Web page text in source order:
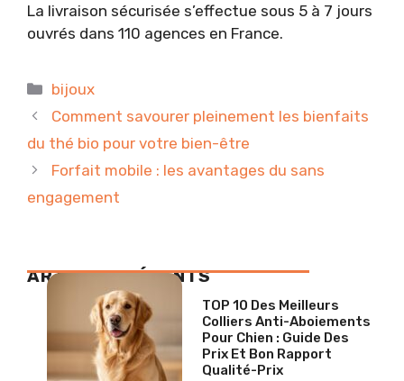
La livraison sécurisée s’effectue sous 5 à 7 jours
ouvrés dans 110 agences en France.
Catégories
bijoux
Comment savourer pleinement les bienfaits
du thé bio pour votre bien-être
Forfait mobile : les avantages du sans
engagement
ARTICLES RÉCENTS
TOP 10 Des Meilleurs
Colliers Anti-Aboiements
Pour Chien : Guide Des
Prix Et Bon Rapport
Qualité-Prix